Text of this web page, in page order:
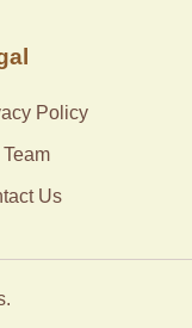
Policy
Us